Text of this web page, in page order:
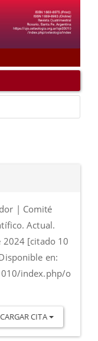
| Comité
Actual.
2024 [citado 10
en:
index.php/o
CITA